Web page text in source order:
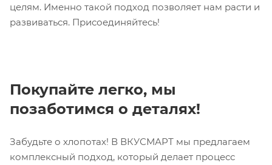
целям. Именно такой подход позволяет нам расти и
развиваться. Присоединяйтесь!
Покупайте легко, мы
позаботимся о деталях!
Забудьте о хлопотах! В ВКУСМАРТ мы предлагаем
комплексный подход, который делает процесс